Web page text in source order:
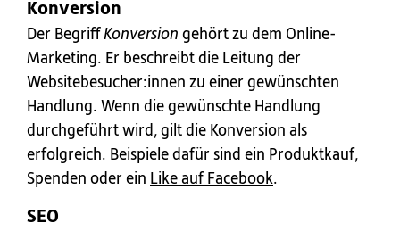
Konversion
Der Begriff Konversion gehört zu dem Online-
Marketing. Er beschreibt die Leitung der
Websitebesucher:innen zu einer gewünschten
Handlung. Wenn die gewünschte Handlung
durchgeführt wird, gilt die Konversion als
erfolgreich. Beispiele dafür sind ein Produktkauf,
Spenden oder ein Like auf Facebook.
SEO